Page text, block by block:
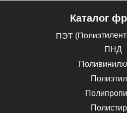
Каталог
ПЭТ
ПНД